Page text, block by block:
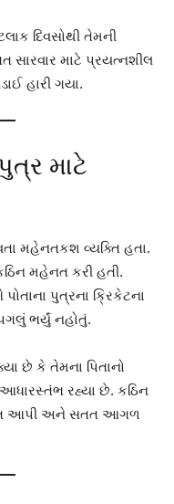
દિવસોથી તેમની
સારવાર માટે પ્રયત્નશીલ
હારી ગયા.
માટે
મહેનતકશ વ્યક્તિ હતા.
મહેનત કરી હતી.
પુત્રના ક્રિકેટના
ભર્યું નહોતું.
છે કે તેમના પિતાનો
રહ્યા છે. કઠિન
આપી અને સતત આગળ